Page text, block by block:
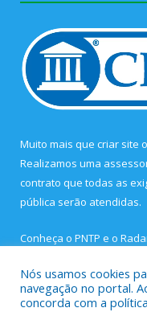
Muito mais que criar site
Realizamos uma
contrato que todas as
pública serão atendidas.
Conheça o PNTP e o
Nós usamos cookies
navegação no portal.
concorda com a